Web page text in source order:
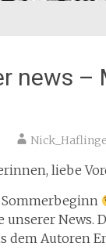
news –
liebe
unserer News.
dem Autoren